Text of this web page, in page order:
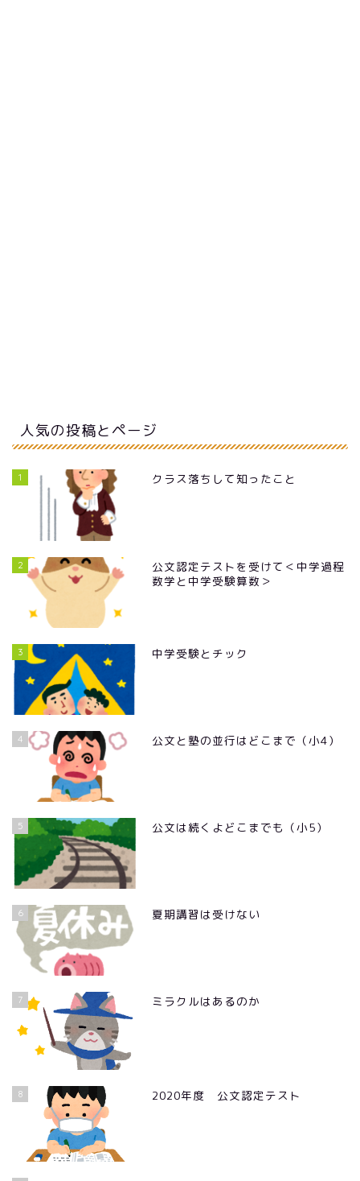
人気の投稿とページ
1 クラス落ちして知ったこと
2
公文認定テストを受けて＜中学過程
数学と中学受験算数＞
3 中学受験とチック
4 公文と塾の並行はどこまで（小4）
5 公文は続くよどこまでも（小5）
6 夏期講習は受けない
7 ミラクルはあるのか
8 2020年度 公文認定テスト